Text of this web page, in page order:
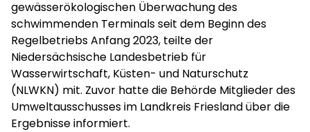
gewässerökologischen Überwachung des
schwimmenden Terminals seit dem Beginn des
Regelbetriebs Anfang 2023, teilte der
Niedersächsische Landesbetrieb für
Wasserwirtschaft, Küsten- und Naturschutz
(NLWKN) mit. Zuvor hatte die Behörde Mitglieder des
Umweltausschusses im Landkreis Friesland über die
Ergebnisse informiert.